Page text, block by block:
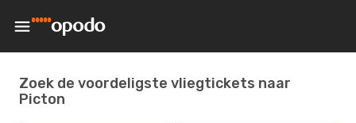
Zoek de voordeligste vliegtickets naar
Picton